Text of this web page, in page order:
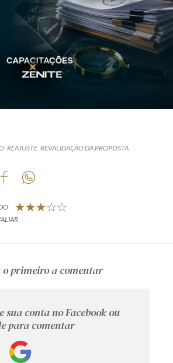
REAJUSTE REVALIDAÇÃO DA PROPOSTA
o primeiro a comentar
sua conta no Facebook ou
para comentar